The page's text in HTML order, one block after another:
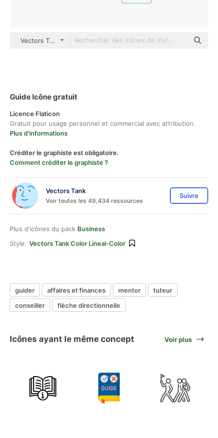
Vectors Tank color lineal-color
Guide Icône gratuit
Licence Flaticon
Gratuit pour usage personnel et commercial avec attribution.
Plus d'informations
Créditer le graphiste est obligatoire.
Comment créditer le graphiste ?
Vectors Tank
Voir toutes les 49,434 ressources
Suivre
Plus d'icônes du pack Business
Style: Vectors Tank Color Lineal-Color
guider affaires et finances mentor
tuteur
conseiller
flèche directionnelle
Icônes ayant le même concept Voir plus